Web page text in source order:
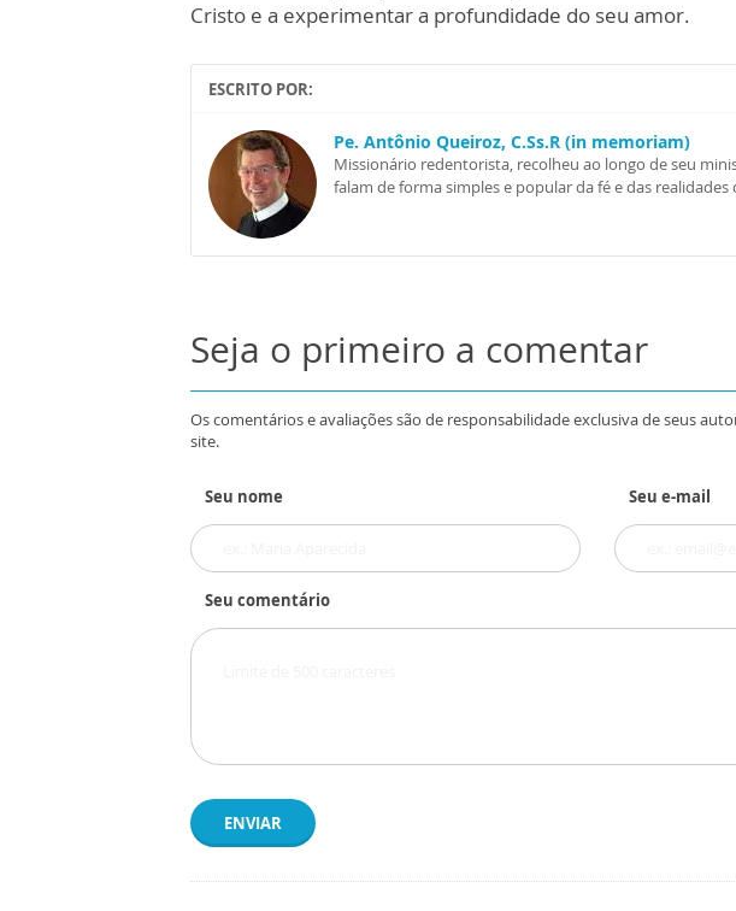
Cristo e a experimentar a profundidade do seu amor.
ESCRITO POR:
Pe. Antônio Queiroz, C.Ss.R (in memoriam)
Missionário redentorista, recolheu ao longo de seu
falam de forma simples e popular da fé e das realidades
Seja o primeiro a comentar
Os comentários e avaliações são de responsabilidade exclusiva de seus
site.
Seu nome Seu e-mail
Seu comentário
ENVIAR